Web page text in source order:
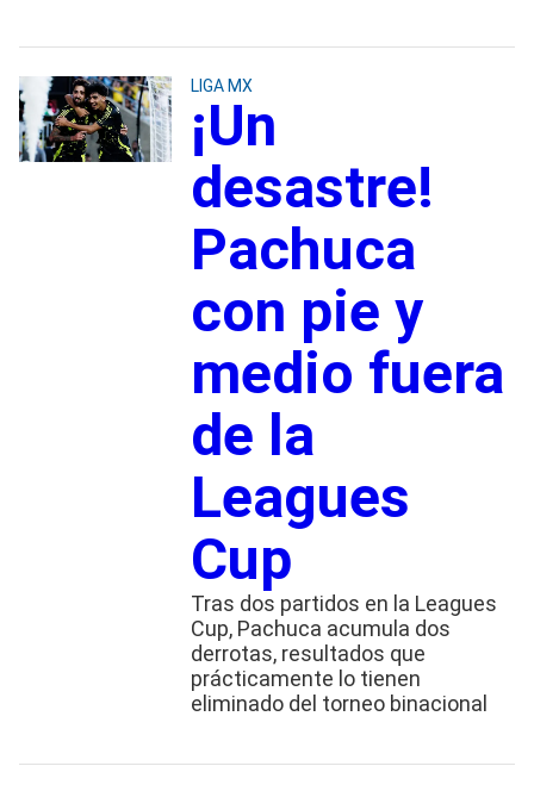
LIGA MX
¡Un
desastre!
Pachuca
con pie y
medio fuera
de la
Leagues
Cup
Tras dos partidos en la Leagues
Cup, Pachuca acumula dos
derrotas, resultados que
prácticamente lo tienen
eliminado del torneo binacional